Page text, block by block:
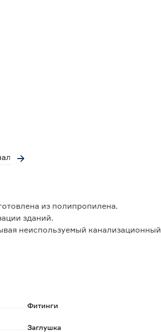
из полипропилена.
зданий.
неиспользуемый канализационный
химии.
Фитинги
Заглушка